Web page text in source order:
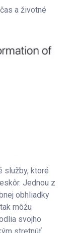
a životné
služby, ktoré
Jednou z
obhliadky
môžu
svojho